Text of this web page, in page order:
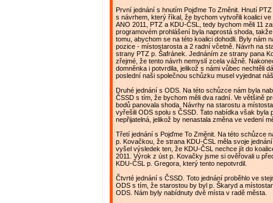
První jednání s hnutím Pojďme To Změnit. Hnutí
s návrhem, který říkal, že bychom vytvořili koalici
ANO 2011, PTZ a KDU-ČSL, tedy bychom měli 11
programovém prohlášení byla naprostá shoda,
tomu, abychom se na této koalici dohodli. Byly nám
pozice - místostarosta a 2 radní včetně. Návrh na
strany PTZ p. Šafránek. Jednáním ze strany pana
zřejmé, že tento návrh nemyslí zcela vážně.
domněnka i potvrdila, jelikož s námi vůbec nechtěli
poslední naši společnou schůzku musel vyjednat
Druhé jednání s ODS. Na této schůzce nám byla
ČSSD s tím, že bychom měli dva radní. Ve většině
bodů panovala shoda. Návrhy na starostu a
vyřešili ODS spolu s ČSSD. Tato nabídka však byla
nepřijatelná, jelikož by nenastala změna ve vedení
Třetí jednání s Pojďme To Změnit. Na této schůzce
p. Kovačkou, že strana KDU-ČSL měla svoje
vyšel výsledek ten, že KDU-ČSL nechce jít do
2011. Výrok z úst p. Kovačky jsme si ověřovali u
KDU-ČSL p. Gregora, který tento nepotvrdil.
Čtvrté jednání s ČSSD. Toto jednání proběhlo ve
ODS s tím, že starostou by byl p. Škaryd a
ODS. Nám byly nabídnuty dvě místa v radě města.